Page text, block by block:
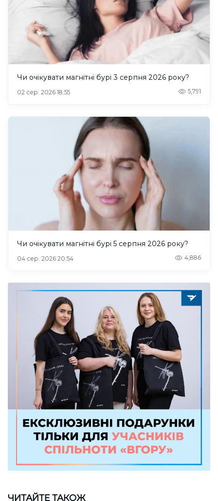
Чи очікувати магнітні бурі 3 серпня 2026 року?
02 сер. 2026 18:55 5,791
Чи очікувати магнітні бурі 5 серпня 2026 року?
04 сер. 2026 20:54 4,886
ЧИТАЙТЕ ТАКОЖ